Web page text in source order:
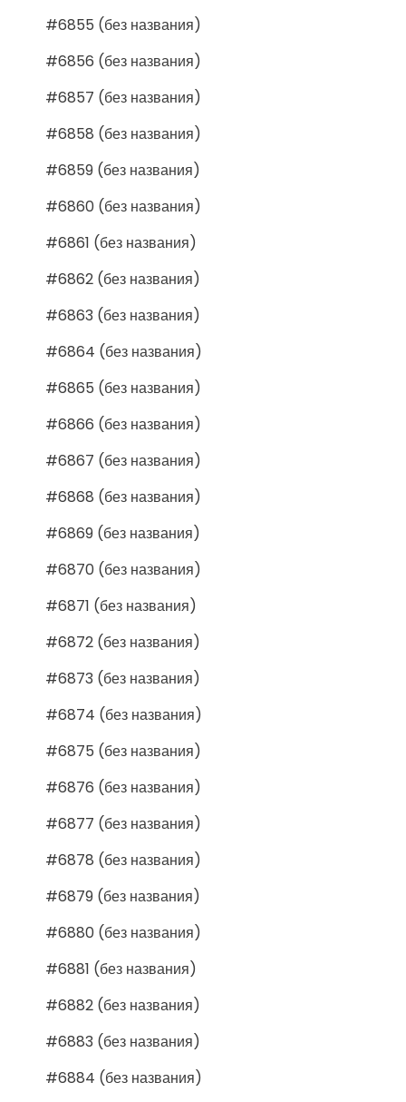
#6855 (без названия)
#6856 (без названия)
#6857 (без названия)
#6858 (без названия)
#6859 (без названия)
#6860 (без названия)
#6861 (без названия)
#6862 (без названия)
#6863 (без названия)
#6864 (без названия)
#6865 (без названия)
#6866 (без названия)
#6867 (без названия)
#6868 (без названия)
#6869 (без названия)
#6870 (без названия)
#6871 (без названия)
#6872 (без названия)
#6873 (без названия)
#6874 (без названия)
#6875 (без названия)
#6876 (без названия)
#6877 (без названия)
#6878 (без названия)
#6879 (без названия)
#6880 (без названия)
#6881 (без названия)
#6882 (без названия)
#6883 (без названия)
#6884 (без названия)